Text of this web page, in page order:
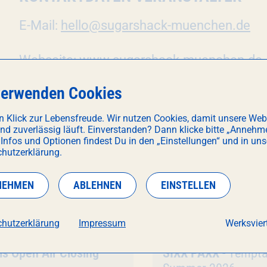
E-Mail: hello@sugarshack-muenchen.de
Webseite:www.sugarshack-muenchen.de
INTERESSIEREN
Open Air Closing Veranstaltung
SIXX PAXX-
Cookies
Klick zur Lebensfreude. Wir nutzen Cookies, damit unsere
zuverlässig läuft. Einverstanden? Dann klicke bitte
und Optionen findest Du in den „Einstellungen“ und in
ABLEHNEN EINSTELLEN
Impressum